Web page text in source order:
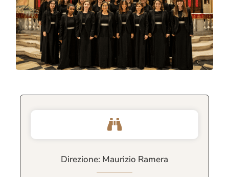
Direzione: Maurizio Ramera